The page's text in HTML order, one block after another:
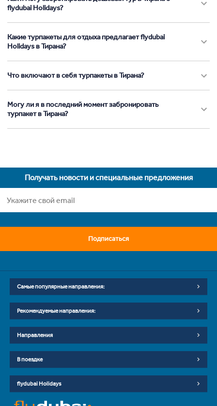
flydubai Holidays?
Какие турпакеты для отдыха предлагает flydubai
Holidays в Тирана?
Что включают в себя турпакеты в Тирана?
Могу ли я в последний момент забронировать
турпакет в Тирана?
Получать новости и специальные предложения
Подписаться
Самые популярные направления:
Рекомендуемые направления:
Направления
В поездке
flydubai Holidays